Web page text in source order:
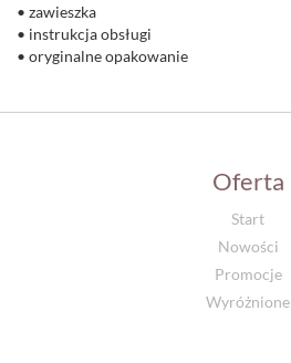
• zawieszka
• instrukcja obsługi
• oryginalne opakowanie
Oferta
Start
Nowości
Promocje
Wyróżnione